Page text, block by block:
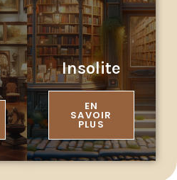
Insolite
EN
SAVOIR
PLUS